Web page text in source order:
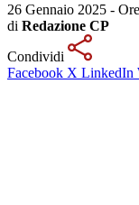
26 Gennaio 2025 -
di Redazione CP
Condividi
Facebook X LinkedIn